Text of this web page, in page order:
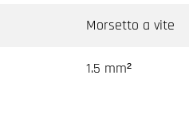
Morsetto a vite
1.5 mm²